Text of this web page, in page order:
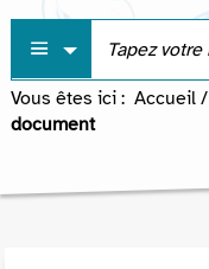
Vous êtes ici : Accueil /
document